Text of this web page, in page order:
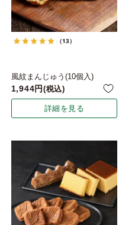
（13）
風紋まんじゅう(10個入)
1,944 税込
詳細を見る